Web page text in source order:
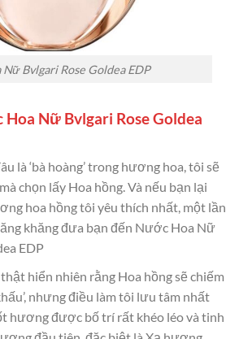
Bvlgari Rose Goldea EDP
Nữ Bvlgari Rose Goldea
là ‘bà hoàng’ trong hương hoa, tôi sẽ
chọn lấy Hoa hồng. Và nếu bạn lại
hoa hồng tôi yêu thích nhất, một lần
khăng đưa bạn đến Nước Hoa Nữ
EDP
hiển nhiên rằng Hoa hồng sẽ chiếm
nhưng điều làm tôi lưu tâm nhất
hương được bố trí rất khéo léo và tinh